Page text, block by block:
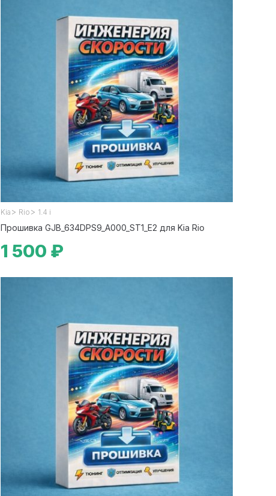
Kia > Rio > 1.4 i
Прошивка GJB_634DPS9_A000_ST1_E2 для Kia Rio
1 500 ₽